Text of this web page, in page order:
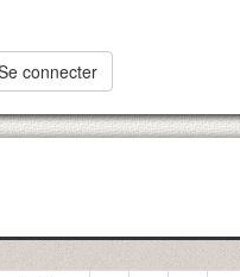
connecter